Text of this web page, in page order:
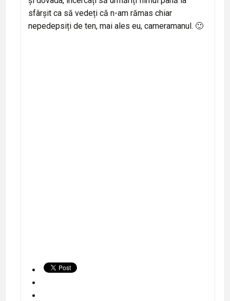
sfârșit ca să vedeți că n-am rămas chiar
nepedepsiți de ten, mai ales eu, cameramanul. 🙂